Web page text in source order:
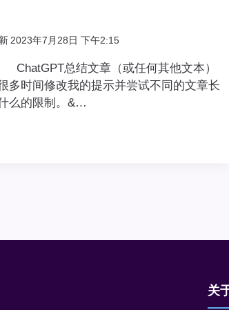
2023年7月28日 下午2:15
总结文章（或任何其他文本）
多时间修改我的提示并尝试不同的文章长
么的限制。&…
关